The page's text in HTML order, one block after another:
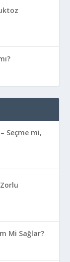
Seçme mi,
Mi Sağlar?